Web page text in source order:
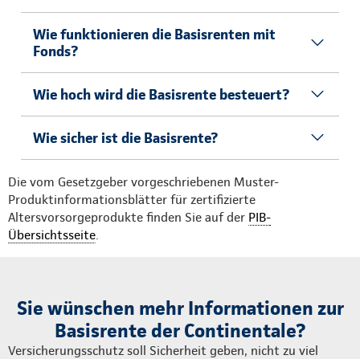
Wie funktionieren die Basisrenten mit
Fonds?
Wie hoch wird die Basisrente besteuert?
Wie sicher ist die Basisrente?
Die vom Gesetzgeber vorgeschriebenen Muster-
Produktinformationsblätter für zertifizierte
Altersvorsorgeprodukte finden Sie auf der PIB-
Übersichtsseite
Sie wünschen mehr Informationen zur
Basisrente der Continentale?
Versicherungsschutz soll Sicherheit geben, nicht zu viel